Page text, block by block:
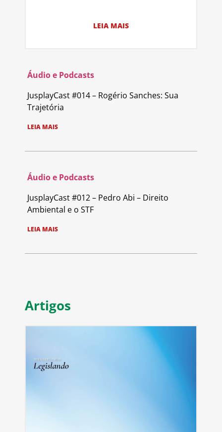
LEIA MAIS
Áudio e Podcasts
JusplayCast #014 – Rogério Sanches: Sua
Trajetória
LEIA MAIS
Áudio e Podcasts
JusplayCast #012 – Pedro Abi – Direito
Ambiental e o STF
LEIA MAIS
Artigos